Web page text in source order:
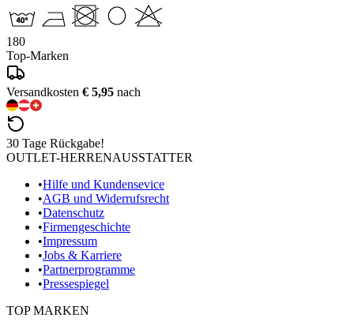
180
Top-Marken
Versandkosten € 5,95 nach
30 Tage Rückgabe!
OUTLET-HERRENAUSSTATTER
•Hilfe und Kundensevice
•AGB und Widerrufsrecht
•Datenschutz
•Firmengeschichte
•Impressum
•Jobs & Karriere
•Partnerprogramme
•Pressespiegel
TOP MARKEN